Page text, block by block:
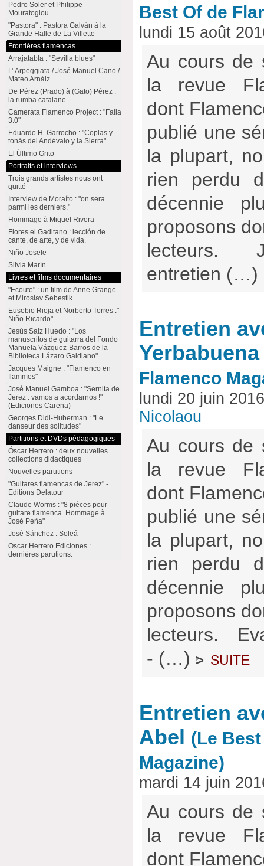
Best Of de
lundi 15 août
Au cours de
la revue
dont
publié une
la plupart,
rien perdu
décennie
proposons
lecteurs.
entretien (…)
Entretien
Yerbabuena
Flamenco
lundi 20 juin
Nicolaou
Au cours de
la revue
dont
publié une
la plupart,
rien perdu
décennie
proposons
lecteurs.
- (…) > suite
Entretien
Abel
(Le
Magazine)
mardi 14 juin
Au cours de
la revue
dont
Pedro Soler et Philippe
Mouratoglou
"Pastora" : Pastora Galván à la
Grande Halle de La Villette
Frontières flamencas
Arrajatabla : "Sevilla blues"
L’ Arpeggiata / José Manuel Cano /
Mateo Arnáiz
De Pérez (Prado) à (Gato) Pérez :
la rumba catalane
Camerata Flamenco Project : "Falla
3.0"
Eduardo H. Garrocho : "Coplas y
tonás del Andévalo y la Sierra"
El Último Grito
Portraits et interviews
Trois grands artistes nous ont
quitté
Interview de Moraíto : "on sera
parmi les derniers."
Hommage à Miguel Rivera
Flores el Gaditano : lección de
cante, de arte, y de vida.
Niño Josele
Silvia Marín
Livres et films documentaires
"Ecoute" : un film de Anne Grange
et Miroslav Sebestik
Eusebio Rioja et Norberto Torres :"
Niño Ricardo"
Jesús Saiz Huedo : "Los
manuscritos de guitarra del Fondo
Manuela Vázquez-Barros de la
Biblioteca Lázaro Galdiano"
Jacques Maigne : "Flamenco en
flammes"
José Manuel Gamboa : "Sernita de
Jerez : vamos a acordarnos !"
(Ediciones Carena)
Georges Didi-Huberman : "Le
danseur des solitudes"
Partitions et DVDs pédagogiques
Óscar Herrero : deux nouvelles
collections didactiques
Nouvelles parutions
"Guitares flamencas de Jerez" -
Editions Delatour
Claude Worms : "8 pièces pour
guitare flamenca. Hommage à
José Peña"
José Sánchez : Soleá
Oscar Herrero Ediciones :
dernières parutions.